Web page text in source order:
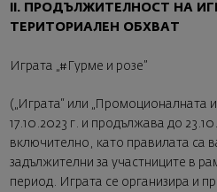
II. ПРОДЪЛЖИТЕЛНОСТ НА
ТЕРИТОРИАЛЕН ОБХВАТ
Играта „#Гурме и розе”
(„Играта“ или „Промоционалната
17.10.2023 г. и продължава до
включително, като правилата са
задължителни за участниците в
период. Играта се организира и